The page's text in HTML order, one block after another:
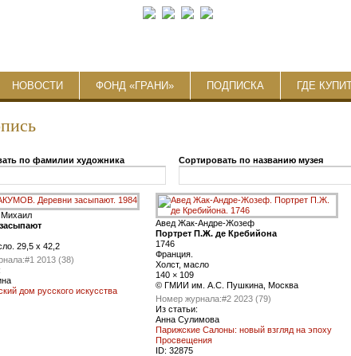
НОВОСТИ ФОНД «ГРАНИ» ПОДПИСКА ГДЕ
по фамилии художника Сортировать по названию музея
29,5 x 42,2
#1 2013 (38)
дом русского искусства
Авед Жак-Андре-Жозеф
Портрет П.Ж. де Кребийона
1746
Франция.
Холст, масло
140 × 109
© ГМИИ им. А.С. Пушкина, Москва
Номер журнала:#2 2023 (79)
Из статьи:
Анна Сулимова
Парижские Салоны: новый взгляд на эпоху
Просвещения
ID: 32875